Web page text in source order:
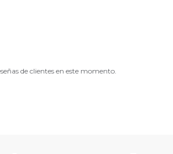
de clientes en este momento.